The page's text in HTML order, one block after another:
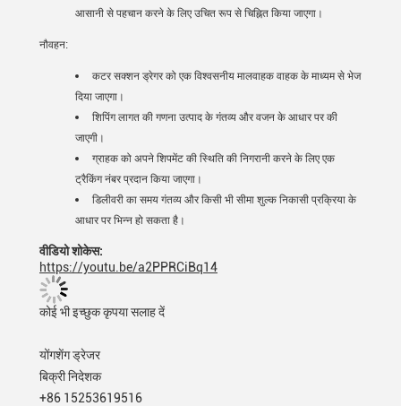
आसानी से पहचान करने के लिए उचित रूप से चिह्नित किया जाएगा।
नौवहन:
कटर सक्शन ड्रेगर को एक विश्वसनीय मालवाहक वाहक के माध्यम से भेज
दिया जाएगा।
शिपिंग लागत की गणना उत्पाद के गंतव्य और वजन के आधार पर की
जाएगी।
ग्राहक को अपने शिपमेंट की स्थिति की निगरानी करने के लिए एक
ट्रैकिंग नंबर प्रदान किया जाएगा।
डिलीवरी का समय गंतव्य और किसी भी सीमा शुल्क निकासी प्रक्रिया के
आधार पर भिन्न हो सकता है।
वीडियो शोकेस:
https://youtu.be/a2PPRCiBq14
कोई भी इच्छुक कृपया सलाह दें
योंगशेंग ड्रेजर
बिक्री निदेशक
+86 15253619516